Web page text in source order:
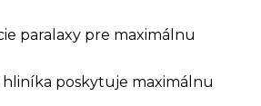
paralaxy pre maximálnu
poskytuje maximálnu